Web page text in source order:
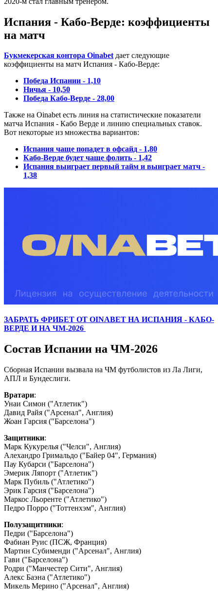
Испания - Кабо-Верде: коэффициенты
на матч
Букмекерская контора Oinabetдает следующие
коэффициенты на матч Испания - Кабо-Верде:
Победа Испании - 1,10
Ничья - 10,50
Победа Кабо-Верде - 28,00
Также на Oinabet есть линия на статистические показатели
матча Испания - Кабо Верде и линию специальных ставок.
Вот некоторые из множества вариантов:
Испания чаще попадет в офсайд - 1,80
Кабо-Верде будет чаще фолить - 1,42
Испания выиграет первый тайм и выиграет матч -
1,38
ЗАБРАТЬ ФРИБЕТ ОТ OINABET НА ИСПАНИЯ - КАБО-
ВЕРДЕ И НА ЧМ-2026
Состав Испании на ЧМ-2026
Сборная Испании вызвала на ЧМ футболистов из Ла Лиги,
АПЛ и Бундеслиги.
Вратари:
Унаи Симон ("Атлетик")
Давид Райя ("Арсенал", Англия)
Жоан Гарсия ("Барселона")
Защитники:
Марк Кукурелья ("Челси", Англия)
Алехандро Гримальдо ("Байер 04", Германия)
Пау Кубарси ("Барселона")
Эмерик Ляпорт ("Атлетик")
Марк Пубиль ("Атлетико")
Эрик Гарсия ("Барселона")
Маркос Льоренте ("Атлетико")
Педро Порро ("Тоттенхэм", Англия)
Полузащитники:
Педри ("Барселона")
Фабиан Руис (ПСЖ, Франция)
Мартин Субименди ("Арсенал", Англия)
Гави ("Барселона")
Родри ("Манчестер Сити", Англия)
Алекс Баэна ("Атлетико")
Микель Мерино ("Арсенал", Англия)